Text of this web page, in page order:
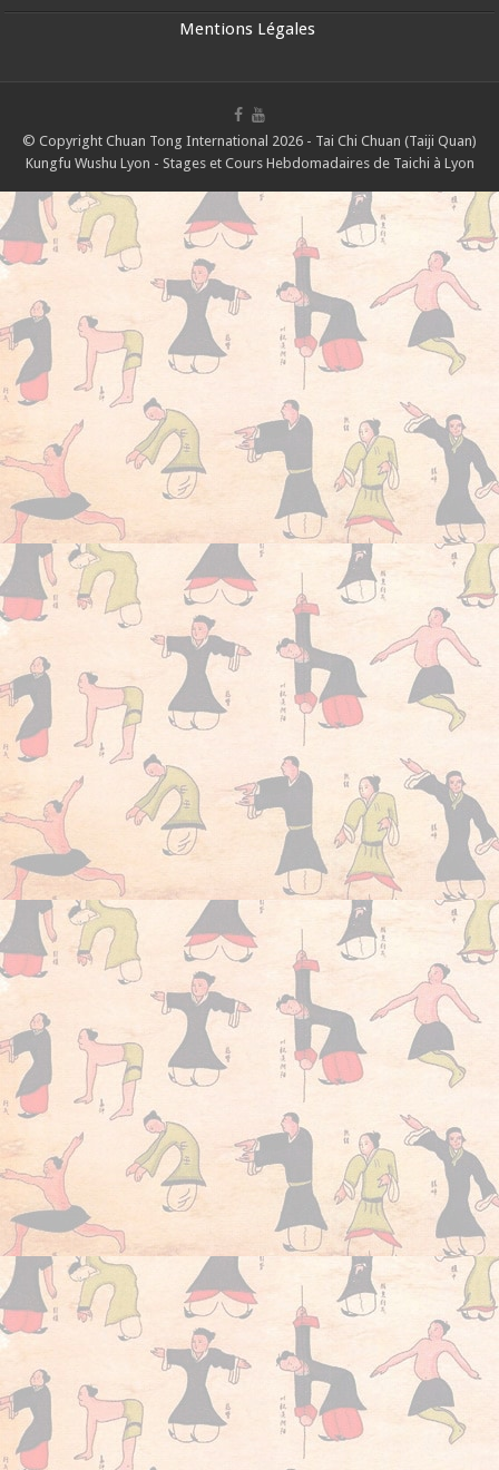
Mentions Légales
© Copyright Chuan Tong International 2026 - Tai Chi Chuan (Taiji Quan)
Kungfu Wushu Lyon - Stages et Cours Hebdomadaires de Taichi à Lyon